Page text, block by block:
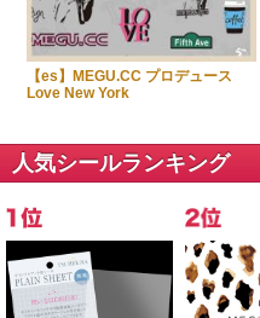
【es】MEGU.CC プロデュース
Love New York
人気シールランキング